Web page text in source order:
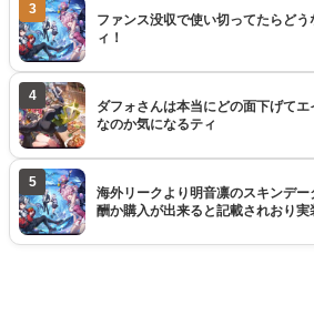
3
ファンス没収で使い切ってたらど
ィ！
4
ダフォさんは本当にどの面下げて
なのか気になるティ
5
海外リークより明音凛のスキンデ
酬か購入が出来ると記載されおり